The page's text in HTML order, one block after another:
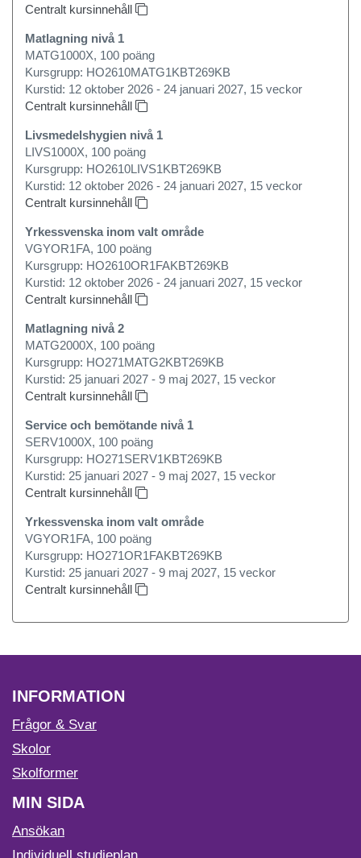
Centralt kursinnehåll
Matlagning nivå 1
MATG1000X, 100 poäng
Kursgrupp: HO2610MATG1KBT269KB
Kurstid: 12 oktober 2026 - 24 januari 2027, 15 veckor
Centralt kursinnehåll
Livsmedelshygien nivå 1
LIVS1000X, 100 poäng
Kursgrupp: HO2610LIVS1KBT269KB
Kurstid: 12 oktober 2026 - 24 januari 2027, 15 veckor
Centralt kursinnehåll
Yrkessvenska inom valt område
VGYOR1FA, 100 poäng
Kursgrupp: HO2610OR1FAKBT269KB
Kurstid: 12 oktober 2026 - 24 januari 2027, 15 veckor
Centralt kursinnehåll
Matlagning nivå 2
MATG2000X, 100 poäng
Kursgrupp: HO271MATG2KBT269KB
Kurstid: 25 januari 2027 - 9 maj 2027, 15 veckor
Centralt kursinnehåll
Service och bemötande nivå 1
SERV1000X, 100 poäng
Kursgrupp: HO271SERV1KBT269KB
Kurstid: 25 januari 2027 - 9 maj 2027, 15 veckor
Centralt kursinnehåll
Yrkessvenska inom valt område
VGYOR1FA, 100 poäng
Kursgrupp: HO271OR1FAKBT269KB
Kurstid: 25 januari 2027 - 9 maj 2027, 15 veckor
Centralt kursinnehåll
INFORMATION
Frågor & Svar
Skolor
Skolformer
MIN SIDA
Ansökan